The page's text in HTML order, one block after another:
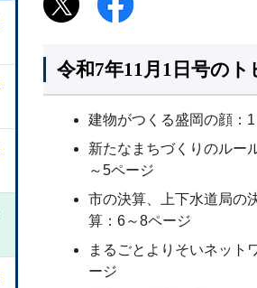
令和7年11月1日号のト
建物がつくる盛岡の顔：
新たなまちづくりのルー
～5ページ
市の決算、上下水道局の
算：6～8ページ
まるごとよりそいネット
ージ